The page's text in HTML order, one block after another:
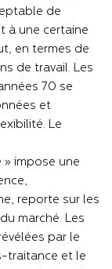
de
à une certaine
en termes de
de travail. Les
70 se
et
Le
» impose une
reporte sur les
marché. Les
par le
traitance et le